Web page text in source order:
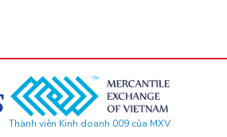
Thành viên Kinh doanh 009 của MXV